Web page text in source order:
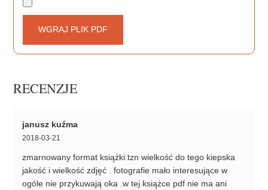
WGRAJ PLIK PDF
RECENZJE
janusz kuźma
2018-03-21
zmarnowany format książki tzn wielkość do tego kiepska
jakość i wielkość zdjęć . fotografie mało interesujące w
ogóle nie przykuwają oka .w tej książce pdf nie ma ani